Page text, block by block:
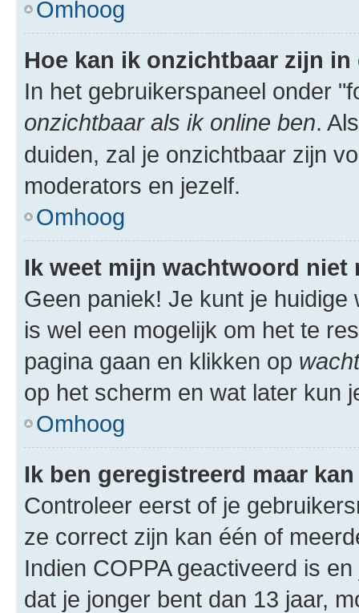
Omhoog
Hoe kan ik onzichtbaar zijn
In het gebruikerspaneel onder
onzichtbaar als ik online ben.
duiden, zal je onzichtbaar zijn
moderators en jezelf.
Omhoog
Ik weet mijn wachtwoord niet
Geen paniek! Je kunt je
is wel een mogelijk om het te
pagina gaan en klikken op
op het scherm en wat later kun
Omhoog
Ik ben geregistreerd maar
Controleer eerst of je
ze correct zijn kan één of
Indien COPPA geactiveerd is
dat je jonger bent dan 13 jaar,